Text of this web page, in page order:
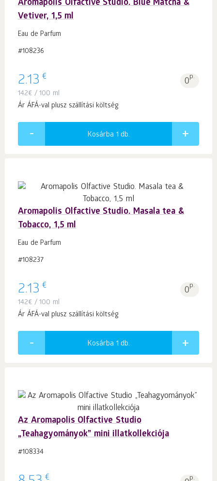
Aromapolis Olfactive Studio. Blue Matcha &
Vetiver, 1,5 ml
Eau de Parfum
#108236
2.13 € 0p.
142€ / 100 ml
Ár ÁFÁ-val plusz szállítási költség
Kosárba 1 db.
Aromapolis Olfactive Studio. Masala tea &
Tobacco, 1,5 ml
Eau de Parfum
#108237
2.13 € 0p.
142€ / 100 ml
Ár ÁFÁ-val plusz szállítási költség
Kosárba 1 db.
Az Aromapolis Olfactive Studio
„Teahagyományok” mini illatkollekciója
#108334
€ p.